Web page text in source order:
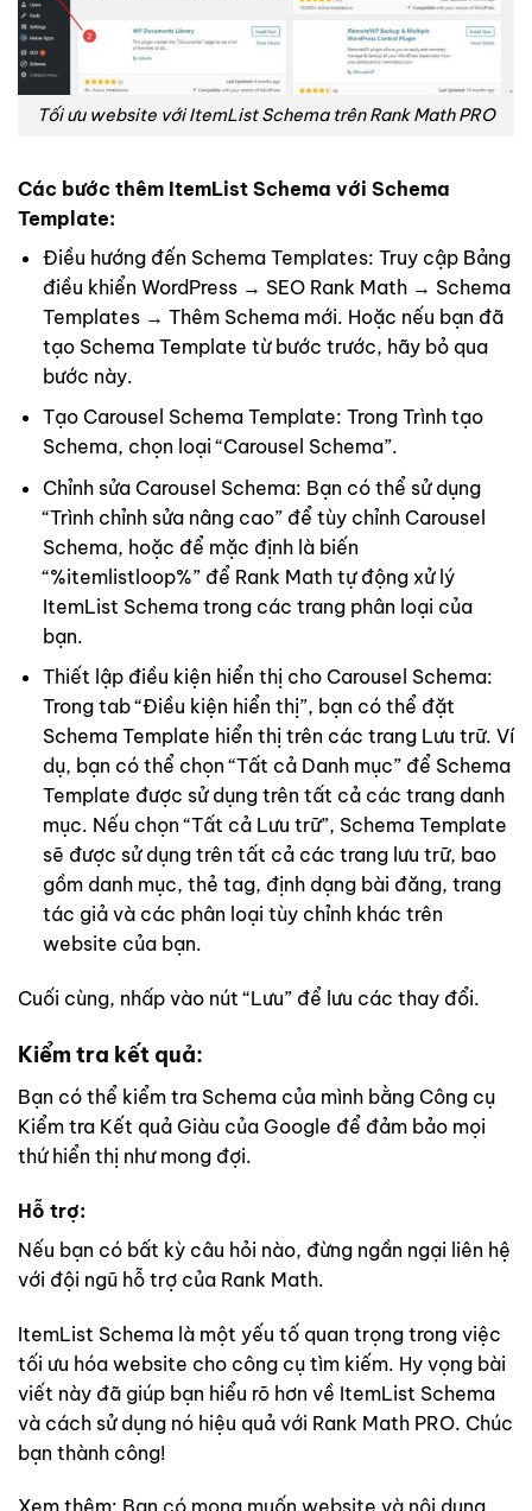
Tối ưu website với ItemList Schema trên Rank Math PRO
Các bước thêm ItemList Schema với Schema
Template:
Điều hướng đến Schema Templates: Truy cập Bảng
điều khiển WordPress → SEO Rank Math → Schema
Templates → Thêm Schema mới. Hoặc nếu bạn đã
tạo Schema Template từ bước trước, hãy bỏ qua
bước này.
Tạo Carousel Schema Template: Trong Trình tạo
Schema, chọn loại “Carousel Schema”.
Chỉnh sửa Carousel Schema: Bạn có thể sử dụng
“Trình chỉnh sửa nâng cao” để tùy chỉnh Carousel
Schema, hoặc để mặc định là biến
“%itemlistloop%” để Rank Math tự động xử lý
ItemList Schema trong các trang phân loại của
bạn.
Thiết lập điều kiện hiển thị cho Carousel Schema:
Trong tab “Điều kiện hiển thị”, bạn có thể đặt
Schema Template hiển thị trên các trang Lưu trữ. Ví
dụ, bạn có thể chọn “Tất cả Danh mục” để Schema
Template được sử dụng trên tất cả các trang danh
mục. Nếu chọn “Tất cả Lưu trữ”, Schema Template
sẽ được sử dụng trên tất cả các trang lưu trữ, bao
gồm danh mục, thẻ tag, định dạng bài đăng, trang
tác giả và các phân loại tùy chỉnh khác trên
website của bạn.
Cuối cùng, nhấp vào nút “Lưu” để lưu các thay đổi.
Kiểm tra kết quả:
Bạn có thể kiểm tra Schema của mình bằng Công cụ
Kiểm tra Kết quả Giàu của Google để đảm bảo mọi
thứ hiển thị như mong đợi.
Hỗ trợ:
Nếu bạn có bất kỳ câu hỏi nào, đừng ngần ngại liên hệ
với đội ngũ hỗ trợ của Rank Math.
ItemList Schema là một yếu tố quan trọng trong việc
tối ưu hóa website cho công cụ tìm kiếm. Hy vọng bài
viết này đã giúp bạn hiểu rõ hơn về ItemList Schema
và cách sử dụng nó hiệu quả với Rank Math PRO. Chúc
bạn thành công!